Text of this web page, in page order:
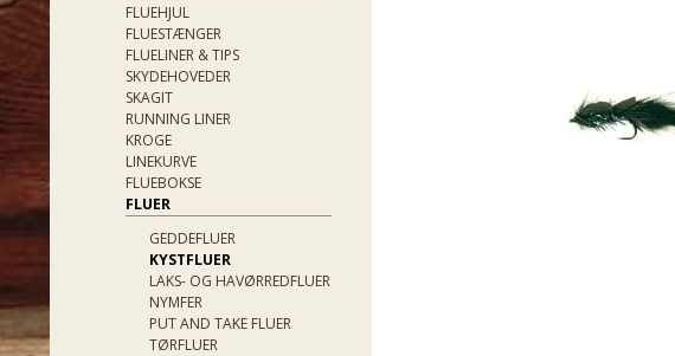
FLUEHJUL
FLUESTÆNGER
FLUELINER & TIPS
SKYDEHOVEDER
SKAGIT
RUNNING LINER
KROGE
LINEKURVE
FLUEBOKSE
FLUER
GEDDEFLUER
KYSTFLUER
LAKS- OG HAVØRREDFLUER
NYMFER
PUT AND TAKE FLUER
TØRFLUER